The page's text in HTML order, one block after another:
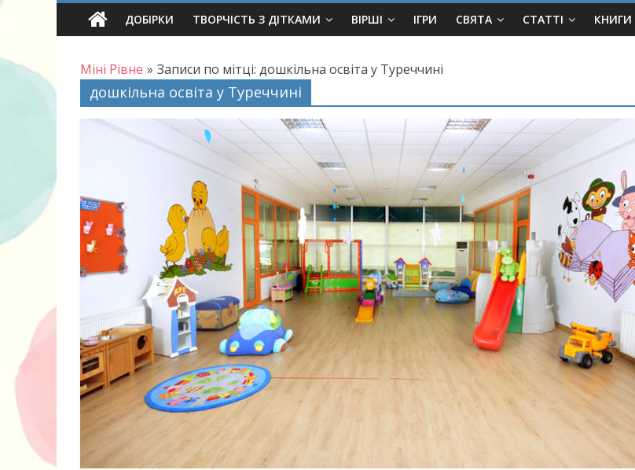
Skip
ДОБІРКИ ТВОРЧІСТЬ З ДІТКАМИ ВІРШІ ІГРИ СВЯТА СТАТТІ КНИГИ
Міні Рівне » Записи по мітці: дошкільна освіта у Туреччині
дошкільна освіта у Туреччині
30 найкрасивіших пісень про
Чарівні українські
пісні для дітей